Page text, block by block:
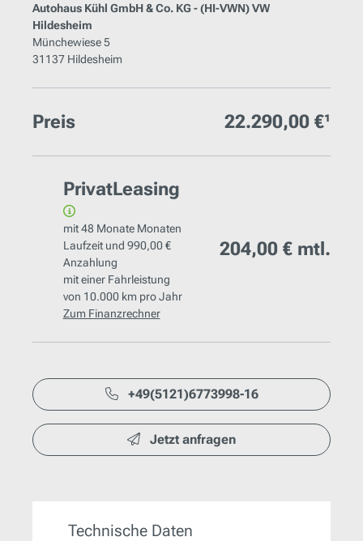
Autohaus Kühl GmbH & Co. KG - (HI-VWN) VW
Hildesheim
Münchewiese 5
31137 Hildesheim
Preis 22.290,00 €¹
PrivatLeasing
mit48 MonateMonaten
Laufzeit und 990,00 €
Anzahlung
mit einer Fahrleistung
von 10.000 km pro Jahr
Zum Finanzrechner
204,00 € mtl.
+49(5121)6773998-16
Jetzt anfragen
Technische Daten